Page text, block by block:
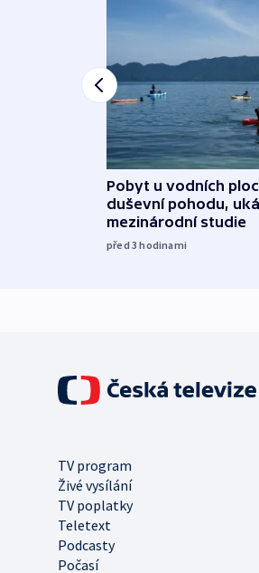
Pobyt u vodních
duševní pohodu,
mezinárodní studie
před 3hodinami
TV program
Živé vysílání
TV poplatky
Teletext
Podcasty
Počasí